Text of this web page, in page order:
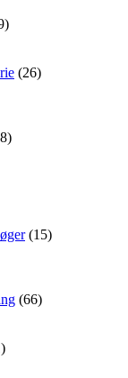
(26)
(15)
(66)